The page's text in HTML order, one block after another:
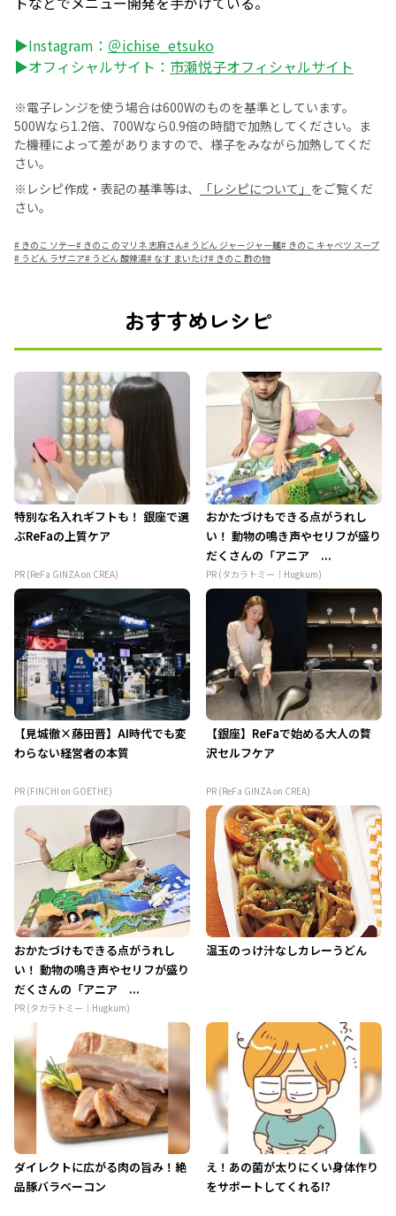
▶Instagram： ＠ichise_etsuko
▶オフィシャルサイト： 市瀬悦子オフィシャルサイト
※電子レンジを使う場合は600Wのものを基準としています。
500Wなら1.2倍、700Wなら0.9倍の時間で加熱してください。ま
た機種によって差がありますので、様子をみながら加熱してくだ
さい。
※レシピ作成・表記の基準等は、
「レシピについて」 をご覧くだ
さい。
# きのこ ソテー# きのこ のマリネ 志麻さん# うどん ジャージャー麺# きのこ キャベツ スープ
# うどん ラザニア# うどん 酸辣湯# なす まいたけ# きのこ 酢の物
おすすめレシピ
特別な名入れギフトも！ 銀座で選
ぶReFaの上質ケア
PR (ReFa GINZA on CREA)
おかたづけもできる点がうれし
い！ 動物の鳴き声やセリフが盛り
だくさんの「アニア ...
PR (タカラトミー｜Hugkum)
【見城徹×藤田晋】AI時代でも変
わらない経営者の本質
PR (FINCHI on GOETHE)
【銀座】ReFaで始める大人の贅
沢セルフケア
PR (ReFa GINZA on CREA)
おかたづけもできる点がうれし
い！ 動物の鳴き声やセリフが盛り
だくさんの「アニア ...
PR (タカラトミー｜Hugkum)
温玉のっけ汁なしカレーうどん
ダイレクトに広がる肉の旨み！絶
品豚バラベーコン
え！あの菌が太りにくい身体作り
をサポートしてくれる!?